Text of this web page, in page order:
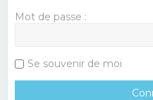
Mot de passe :
Se souvenir de moi